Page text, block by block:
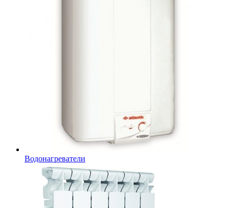
Водонагреватели